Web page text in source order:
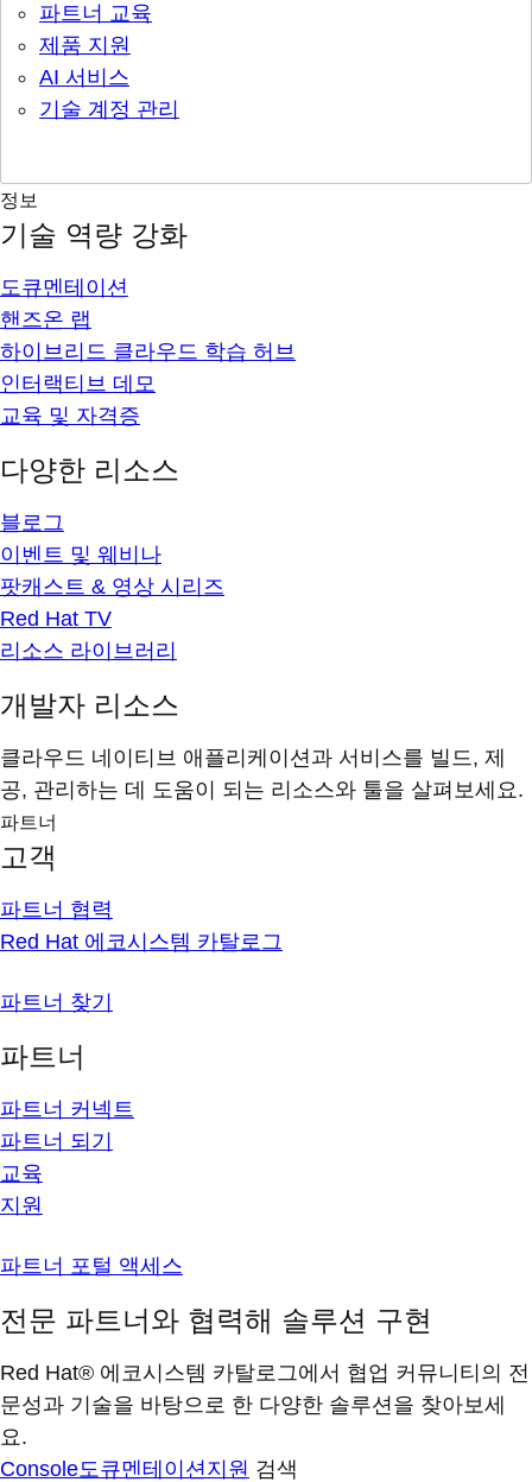
파트너 교육
제품 지원
AI 서비스
기술 계정 관리
정보
기술 역량 강화
도큐멘테이션
핸즈온 랩
하이브리드 클라우드 학습 허브
인터랙티브 데모
교육 및 자격증
다양한 리소스
블로그
이벤트 및 웨비나
팟캐스트 & 영상 시리즈
Red Hat TV
리소스 라이브러리
개발자 리소스
클라우드 네이티브 애플리케이션과 서비스를 빌드, 제
공, 관리하는 데 도움이 되는 리소스와 툴을 살펴보세요.
파트너
고객
파트너 협력
Red Hat 에코시스템 카탈로그
파트너 찾기
파트너
파트너 커넥트
파트너 되기
교육
지원
파트너 포털 액세스
전문 파트너와 협력해 솔루션 구현
Red Hat® 에코시스템 카탈로그에서 협업 커뮤니티의 전
문성과 기술을 바탕으로 한 다양한 솔루션을 찾아보세
요.
Console도큐멘테이션지원 검색